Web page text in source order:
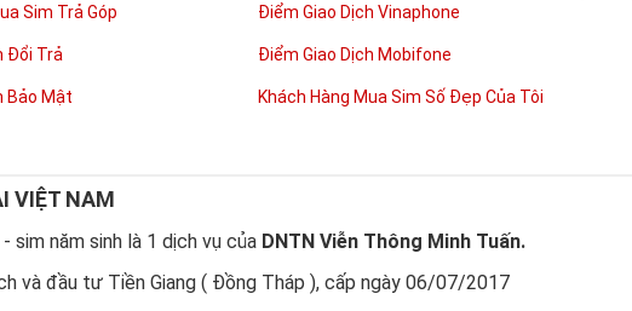
Phương pháp chọn sim số đẹp lục qúy 8
hợp mệnh không chỉ mang lại nhiều may mắn và tài lộc cho chủ sim mà nó còn
Sim Trả Góp
Đổi Trả
Bảo Mật
Điểm Giao Dịch Vinaphone
Điểm Giao Dịch Mobifone
Khách Hàng Mua Sim Số Đẹp Của Tôi
VIỆT NAM
sim năm sinh là 1 dịch vụ của DNTN Viễn Thông Minh Tuấn.
và đầu tư Tiền Giang ( Đồng Tháp ), cấp ngày 06/07/2017